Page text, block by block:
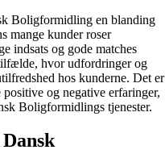
Boligformidling en blanding
mange kunder roser
indsats og gode matches
hvor udfordringer og
hos kunderne. Det er
og negative erfaringer,
Boligformidlings tjenester.